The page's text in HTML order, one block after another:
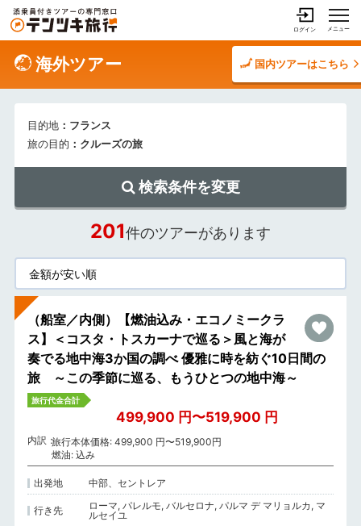
ログイン メニュー
海外ツアー 国内ツアーはこちら
目的地 ：フランス
旅の目的 ：クルーズの旅
検索条件を変更
201件のツアーがあります
（船室／内側）【燃油込み・エコノミークラ
ス】＜コスタ・トスカーナで巡る＞風と海が
奏でる地中海3か国の調べ 優雅に時を紡ぐ10日間の
旅 ～この季節に巡る、もうひとつの地中海～
旅行代金合計
499,900 円〜519,900 円
内訳 旅行本体価格: 499,900 円〜519,900円
燃油: 込み
出発地 中部、セントレア
行き先
ローマ, パレルモ, バルセロナ, パルマ デ マリョルカ, マ
ルセイユ